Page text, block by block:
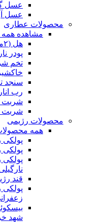
عسل
عسل
محصولات عطاری
مشاهده
هل (۲مثقال)
پودر
تخم
سنجد
رب
شربت
شربت
محصولات رژیمی
همه
پولکی
پولکی
قند
پولکی
شهد